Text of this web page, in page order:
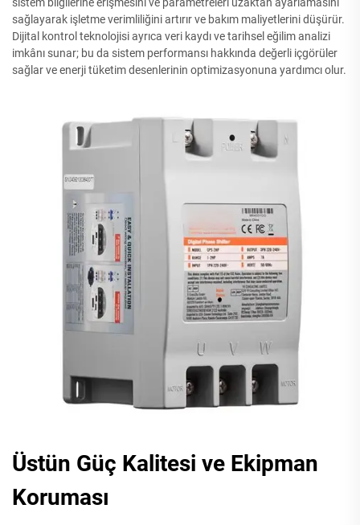
sistem bilgilerine erişmesini ve parametreleri uzaktan ayarlamasını
sağlayarak işletme verimliliğini artırır ve bakım maliyetlerini düşürür.
Dijital kontrol teknolojisi ayrıca veri kaydı ve tarihsel eğilim analizi
imkânı sunar; bu da sistem performansı hakkında değerli içgörüler
sağlar ve enerji tüketim desenlerinin optimizasyonuna yardımcı olur.
Üstün Güç Kalitesi ve Ekipman
Koruması